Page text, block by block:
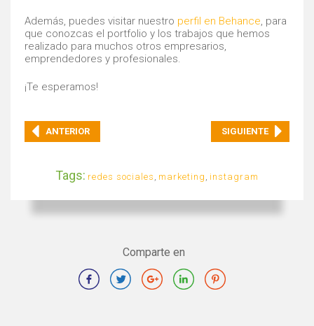
Además, puedes visitar nuestro perfil en Behance, para
que conozcas el portfolio y los trabajos que hemos
realizado para muchos otros empresarios,
emprendedores y profesionales.
¡Te esperamos!
ANTERIOR SIGUIENTE
Tags: redes sociales marketing instagram
Comparte en